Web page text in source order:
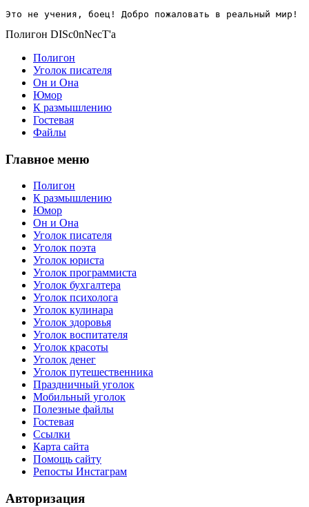
Это не учения, боец! Добро пожаловать в реальный мир!
Полигон DISc0nNecT'a
Полигон
Уголок писателя
Он и Она
Юмор
К размышлению
Гостевая
Файлы
Главное меню
Полигон
К размышлению
Юмор
Он и Она
Уголок писателя
Уголок поэта
Уголок юриста
Уголок программиста
Уголок бухгалтера
Уголок психолога
Уголок кулинара
Уголок здоровья
Уголок воспитателя
Уголок красоты
Уголок денег
Уголок путешественника
Праздничный уголок
Мобильный уголок
Полезные файлы
Гостевая
Ссылки
Карта сайта
Помощь сайту
Репосты Инстаграм
Авторизация